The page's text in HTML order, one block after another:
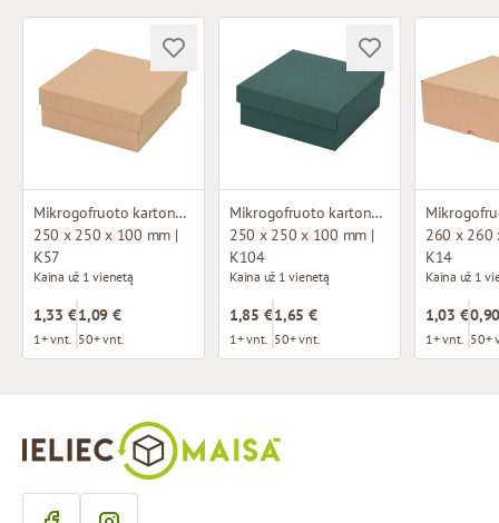
Mikrogofruoto kartono dėžutė
250 x 250 x 100 mm |
K57
Kaina už 1 vienetą
1,33 €
1+ vnt.
1,09 €
50+ vnt.
Mikrogofruoto kartono dėžutė
250 x 250 x 100 mm |
K104
Kaina už 1 vienetą
1,85 €
1+ vnt.
1,65 €
50+ vnt.
260 x 260
K14
Kaina už 1
1,03 €
1+ vnt. 50+